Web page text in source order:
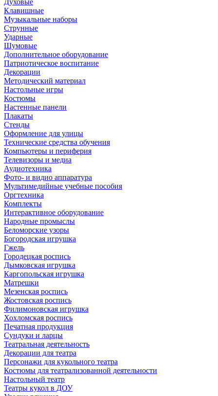
Духовые
Клавишные
Музыкальные наборы
Струнные
Ударные
Шумовые
Дополнительное оборудование
Патриотическое воспитание
Декорации
Методический материал
Настольные игры
Костюмы
Настенные панели
Плакаты
Стенды
Оформление для улицы
Технические средства обучения
Компьютеры и периферия
Телевизоры и медиа
Аудиотехника
Фото- и видио аппаратура
Мультимедийные учебные пособия
Оргтехника
Комплекты
Интерактивное оборудование
Народные промыслы
Беломорские узоры
Богородская игрушка
Гжель
Городецкая роспись
Дымковская игрушка
Каргопольская игрушка
Матрешки
Мезенская роспись
Жостовская роспись
Филимоновская игрушка
Хохломская роспись
Печатная продукция
Сундуки и ларцы
Театральная деятельность
Декорации для театра
Персонажи для кукольного театра
Костюмы для театрализованной деятельности
Настольный театр
Театры кукол в ДОУ